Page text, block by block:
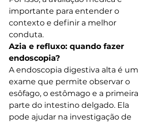
importante para entender o
contexto e definir a melhor
conduta.
Azia e refluxo: quando fazer
endoscopia?
A endoscopia digestiva alta é um
exame que permite observar o
esôfago, o estômago e a primeira
parte do intestino delgado. Ela
pode ajudar na investigação de